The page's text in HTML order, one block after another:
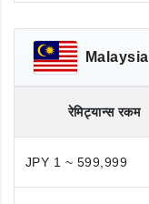
Malaysia
रेमिट्यान्स रकम
JPY 1 ~ 599,999